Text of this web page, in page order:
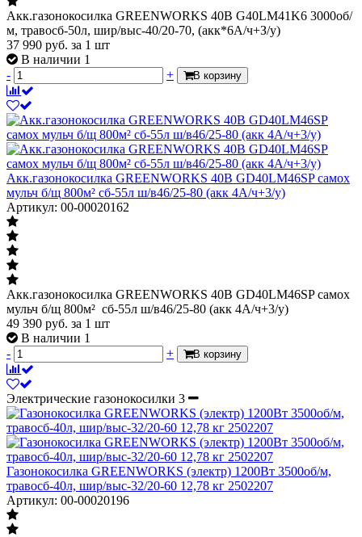
Акк.газонокосилка GREENWORKS 40В G40LM41K6 3000об/
м, травосб-50л, шир/выс-40/20-70, (акк*6А/ч+З/у)
37 990 руб. за 1 шт
В наличии 1
-
+ В корзину
Акк.газонокосилка GREENWORKS 40В GD40LM46SP самох
мульч б/щ 800м² сб-55л ш/в46/25-80 (акк 4А/ч+3/у)
Артикул: 00-00020162
Акк.газонокосилка GREENWORKS 40В GD40LM46SP самох
мульч б/щ 800м² сб-55л ш/в46/25-80 (акк 4А/ч+3/у)
49 390 руб. за 1 шт
В наличии 1
-
+ В корзину
Электрические газонокосилки 3
Газонокосилка GREENWORKS (электр) 1200Вт 3500об/м,
травосб-40л, шир/выс-32/20-60 12,78 кг 2502207
Артикул: 00-00020196